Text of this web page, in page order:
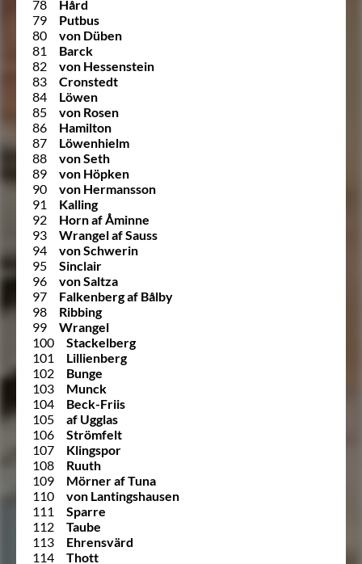
78
Hård
79
Putbus
80
von Düben
81
Barck
82
von Hessenstein
83
Cronstedt
84
Löwen
85
von Rosen
86
Hamilton
87
Löwenhielm
88
von Seth
89
von Höpken
90
von Hermansson
91
Kalling
92
Horn af Åminne
93
Wrangel af Sauss
94
von Schwerin
95
Sinclair
96
von Saltza
97
Falkenberg af Bålby
98
Ribbing
99
Wrangel
100
Stackelberg
101
Lillienberg
102
Bunge
103
Munck
104
Beck-Friis
105
af Ugglas
106
Strömfelt
107
Klingspor
108
Ruuth
109
Mörner af Tuna
110
von Lantingshausen
111
Sparre
112
Taube
113
Ehrensvärd
114
Thott